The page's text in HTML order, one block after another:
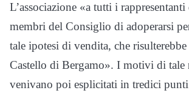
L’associazione «a tutti i rappresentanti
membri del Consiglio di adoperarsi
tale ipotesi di vendita, che
Castello di Bergamo». I motivi di tale
venivano poi esplicitati in tredici